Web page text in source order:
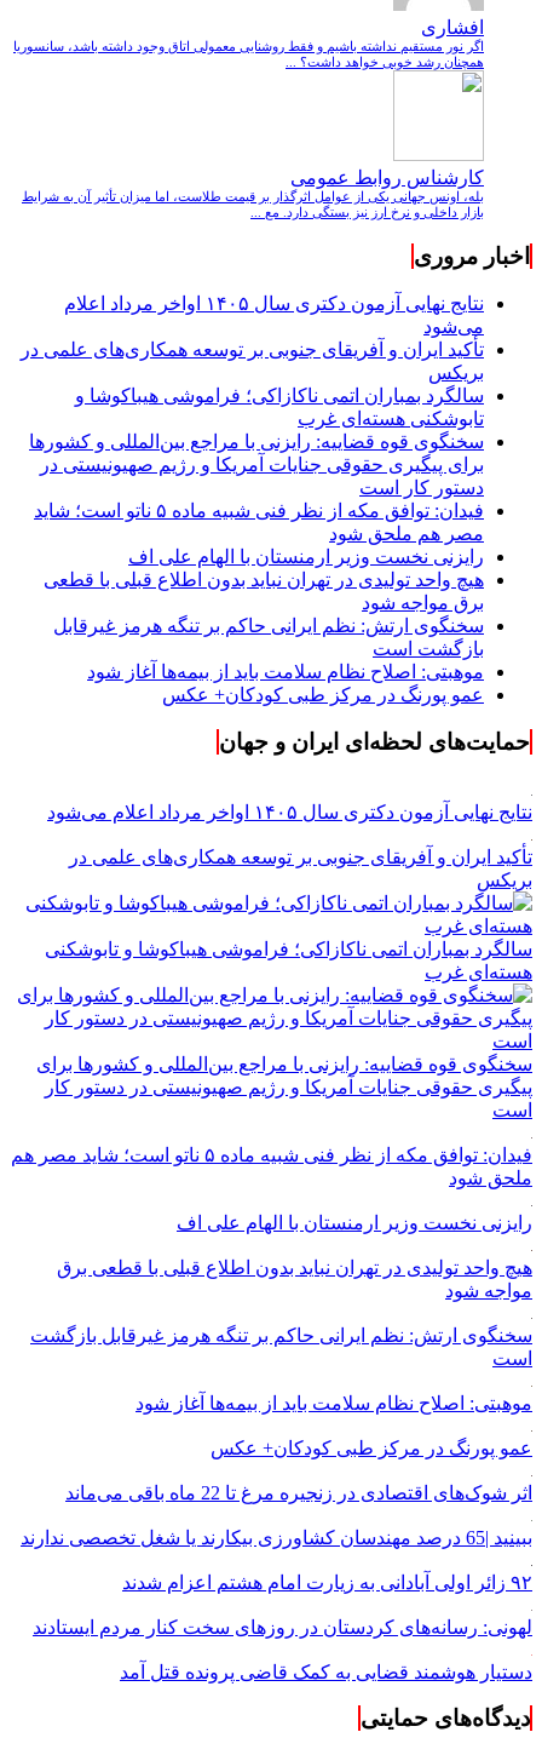
افشاری
اگر نور مستقیم نداشته باشیم و فقط روشنایی معمولی اتاق وجود داشته باشد، سانسوریا
همچنان رشد خوبی خواهد داشت؟ ...
کارشناس روابط عمومی
بله، اونس جهانی یکی از عوامل اثرگذار بر قیمت طلاست، اما میزان تأثیر آن به شرایط
بازار داخلی و نرخ ارز نیز بستگی دارد. مع ...
اخبار مروری
نتایج نهایی آزمون دکتری سال ۱۴۰۵ اواخر مرداد اعلام
می‌شود
تأکید ایران و آفریقای جنوبی بر توسعه همکاری‌های علمی در
بریکس
سالگرد بمباران اتمی ناکازاکی؛ فراموشی هیباکوشا و
تابوشکنی هسته‌ای غرب
سخنگوی قوه قضاییه: رایزنی‌ با مراجع بین‌المللی و کشور‌ها
برای پیگیری حقوقی جنایات آمریکا و رژیم صهیونیستی در
دستور کار است
فیدان: توافق مکه از نظر فنی شبیه ماده ۵ ناتو است؛ شاید
مصر هم ملحق شود
رایزنی نخست وزیر ارمنستان با الهام علی اف
هیچ واحد تولیدی در تهران نباید بدون اطلاع قبلی با قطعی
برق مواجه شود
سخنگوی ارتش: نظم ایرانی حاکم بر تنگه هرمز غیرقابل
بازگشت است
موهبتی: اصلاح نظام سلامت باید از بیمه‌ها آغاز شود
عمو پورنگ در مرکز طبی کودکان+ عکس
حمایت‌های لحظه‌ای ایران و جهان
نتایج نهایی آزمون دکتری سال ۱۴۰۵ اواخر مرداد اعلام می‌شود
تأکید ایران و آفریقای جنوبی بر توسعه همکاری‌های علمی در
بریکس
سالگرد بمباران اتمی ناکازاکی؛ فراموشی هیباکوشا و تابوشکنی
هسته‌ای غرب
سخنگوی قوه قضاییه: رایزنی‌ با مراجع بین‌المللی و کشور‌ها برای
پیگیری حقوقی جنایات آمریکا و رژیم صهیونیستی در دستور کار
است
فیدان: توافق مکه از نظر فنی شبیه ماده ۵ ناتو است؛ شاید مصر هم
ملحق شود
رایزنی نخست وزیر ارمنستان با الهام علی اف
هیچ واحد تولیدی در تهران نباید بدون اطلاع قبلی با قطعی برق
مواجه شود
سخنگوی ارتش: نظم ایرانی حاکم بر تنگه هرمز غیرقابل بازگشت
است
موهبتی: اصلاح نظام سلامت باید از بیمه‌ها آغاز شود
عمو پورنگ در مرکز طبی کودکان+ عکس
اثر شوک‌های اقتصادی در زنجیره مرغ تا 22 ماه باقی می‌ماند
ببینید |65 درصد مهندسان کشاورزی بیکارند یا شغل تخصصی ندارند
۹۲ زائر اولی آبادانی به زیارت امام هشتم اعزام شدند
لهونی: رسانه‌های کردستان در روزهای سخت کنار مردم ایستادند
دستیار هوشمند قضایی به کمک قاضی پرونده قتل آمد
دیدگاه‌های حمایتی